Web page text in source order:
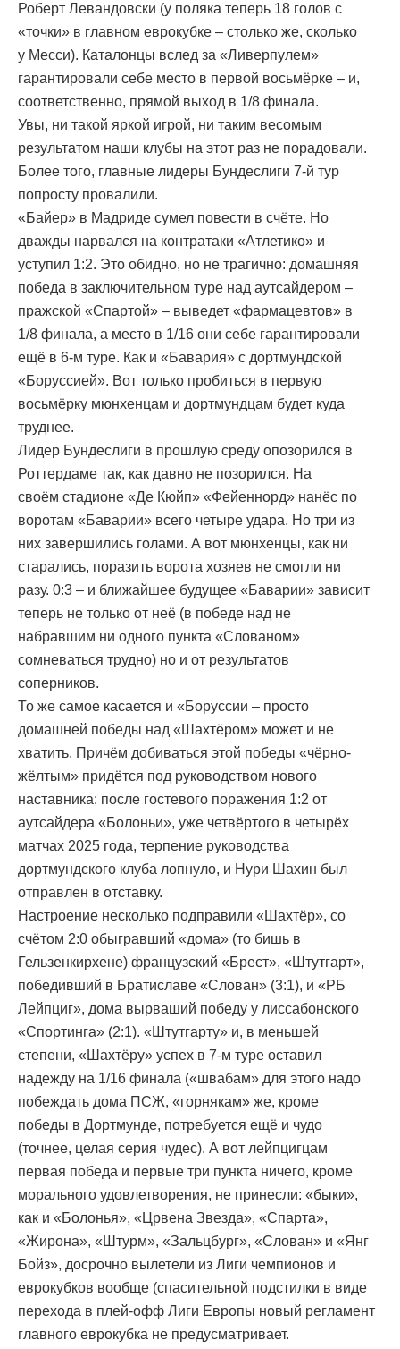
Роберт Левандовски (у поляка теперь 18 голов с
«точки» в главном еврокубке – столько же, сколько
у Месси). Каталонцы вслед за «Ливерпулем»
гарантировали себе место в первой восьмёрке – и,
соответственно, прямой выход в 1/8 финала.
Увы, ни такой яркой игрой, ни таким весомым
результатом наши клубы на этот раз не порадовали.
Более того, главные лидеры Бундеслиги 7-й тур
попросту провалили.
«Байер» в Мадриде сумел повести в счёте. Но
дважды нарвался на контратаки «Атлетико» и
уступил 1:2. Это обидно, но не трагично: домашняя
победа в заключительном туре над аутсайдером –
пражской «Спартой» – выведет «фармацевтов» в
1/8 финала, а место в 1/16 они себе гарантировали
ещё в 6-м туре. Как и «Бавария» с дортмундской
«Боруссией». Вот только пробиться в первую
восьмёрку мюнхенцам и дортмундцам будет куда
труднее.
Лидер Бундеслиги в прошлую среду опозорился в
Роттердаме так, как давно не позорился. На
своём стадионе «Де Кюйп» «Фейеннорд» нанёс по
воротам «Баварии» всего четыре удара. Но три из
них завершились голами. А вот мюнхенцы, как ни
старались, поразить ворота хозяев не смогли ни
разу. 0:3 – и ближайшее будущее «Баварии» зависит
теперь не только от неё (в победе над не
набравшим ни одного пункта «Слованом»
сомневаться трудно) но и от результатов
соперников.
То же самое касается и «Боруссии – просто
домашней победы над «Шахтёром» может и не
хватить. Причём добиваться этой победы «чёрно-
жёлтым» придётся под руководством нового
наставника: после гостевого поражения 1:2 от
аутсайдера «Болоньи», уже четвёртого в четырёх
матчах 2025 года, терпение руководства
дортмундского клуба лопнуло, и Нури Шахин был
отправлен в отставку.
Настроение несколько подправили «Шахтёр», со
счётом 2:0 обыгравший «дома» (то бишь в
Гельзенкирхене) французский «Брест», «Штутгарт»,
победивший в Братиславе «Слован» (3:1), и «РБ
Лейпциг», дома вырваший победу у лиссабонского
«Спортинга» (2:1). «Штутгарту» и, в меньшей
степени, «Шахтёру» успех в 7-м туре оставил
надежду на 1/16 финала («швабам» для этого надо
побеждать дома ПСЖ, «горнякам» же, кроме
победы в Дортмунде, потребуется ещё и чудо
(точнее, целая серия чудес). А вот лейпцигцам
первая победа и первые три пункта ничего, кроме
морального удовлетворения, не принесли: «быки»,
как и «Болонья», «Црвена Звезда», «Спарта»,
«Жирона», «Штурм», «Зальцбург», «Слован» и «Янг
Бойз», досрочно вылетели из Лиги чемпионов и
еврокубков вообще (спасительной подстилки в виде
перехода в плей-офф Лиги Европы новый регламент
главного еврокубка не предусматривает.